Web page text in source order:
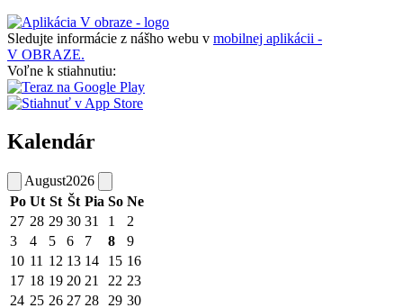
Sledujte informácie z nášho webu v mobilnej aplikácii -
V OBRAZE.
Voľne k stiahnutiu:
Kalendár
August2026
Po Ut St Št Pia So Ne
27 28 29 30 31 1
2
3
4 5 6 7 8
9
10 11 12 13 14 15 16
17 18 19 20 21 22 23
24 25 26 27 28 29 30